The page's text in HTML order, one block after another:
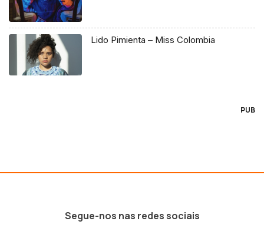
Lido Pimienta – Miss Colombia
PUB
Segue-nos nas redes sociais